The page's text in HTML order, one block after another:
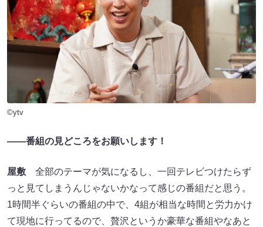
©ytv
――番組の見どころをお願いします！
屋敷 全部のテーマが気になるし、一回テレビつけたらず
っと見てしまうんじゃないかなって感じの番組だと思う。
1時間半ぐらいの番組の中で、4組が相当な時間と労力かけ
て現地に行ってるので、贅沢というか豪華な番組やなあと